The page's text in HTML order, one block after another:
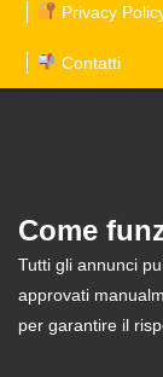
Privacy
Contatti
Come
Tutti gli annunci
approvati
per garantire il